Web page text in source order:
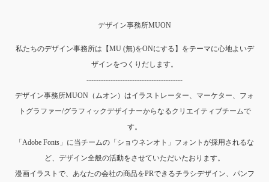
デザイン事務所MUON
私たちのデザイン事務所は【MU (無)をONにする】をテーマに心地よいデ
ザインをつくりだします。
----------------------------------------
デザイン事務所MUON（ムオン）はイラストレーター、マーケター、フォ
トグラファー/グラフィックデザイナーからなるクリエイティブチームで
す。
「Adobe Fonts」に当チームの「ショウネンオト」フォントが採用されるな
ど、デザイン全般の活動をさせていただいたおります。
漫画イラストで、あなたの会社の商品をPRできるチラシデザイン、パンフ